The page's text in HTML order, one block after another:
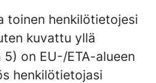
toinen henkilötietojesi
kuvattu yllä
on EU-/ETA-alueen
henkilötietojasi